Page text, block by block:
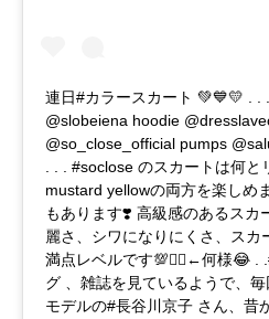
連日#カラースカート 💚💙💛 . .
@slobeiena hoodie
@so_close_official pumps
. . . #soclose のスカートは何と
mustard yellowの両方を楽しめ
もあります❣️ 高級感のあるスカ
麗さ、シワになりにくさ、スカ
満点レベルです💯🙆‍♀️←何様😂 .
グ 、雑誌を見ているようで、
モデルの#長谷川京子 さん、昔